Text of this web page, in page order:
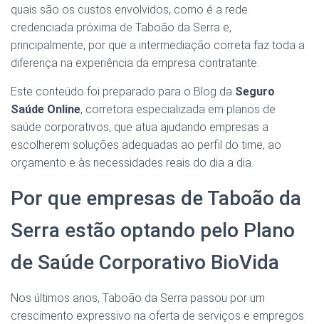
quais são os custos envolvidos, como é a rede
credenciada próxima de Taboão da Serra e,
principalmente, por que a intermediação correta faz toda a
diferença na experiência da empresa contratante.
Este conteúdo foi preparado para o Blog da Seguro
Saúde Online, corretora especializada em planos de
saúde corporativos, que atua ajudando empresas a
escolherem soluções adequadas ao perfil do time, ao
orçamento e às necessidades reais do dia a dia.
Por que empresas de Taboão da
Serra estão optando pelo Plano
de Saúde Corporativo BioVida
Nos últimos anos, Taboão da Serra passou por um
crescimento expressivo na oferta de serviços e empregos